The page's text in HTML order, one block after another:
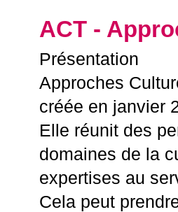
ACT -
Présentation
Approches
créée en janvier
Elle réunit des
domaines de la
expertises au
Cela peut